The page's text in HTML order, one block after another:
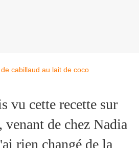
vu cette recette sur
de chez Nadia
rien changé de la